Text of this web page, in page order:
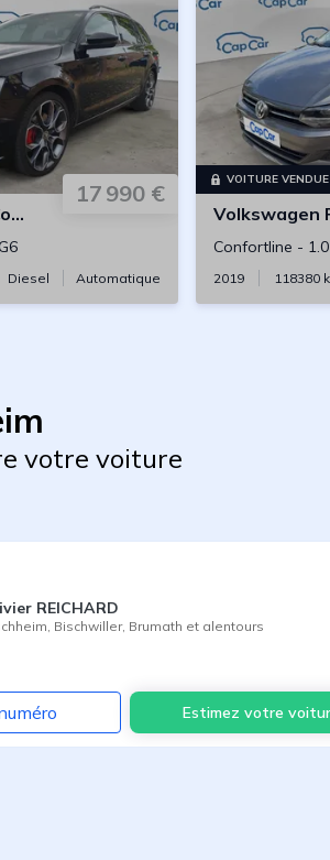
17 990 €
Diesel Automatique
VOITURE VENDUE
Volkswagen
Confortline -
2019 118380
votre voiture
REICHARD
Bischwiller, Brumath et alentours
Estimez votre